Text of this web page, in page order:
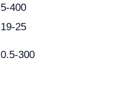
5-400
19-25
0.5-300